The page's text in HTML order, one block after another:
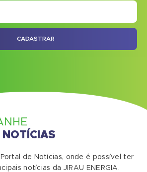
CADASTRAR
NOTÍCIAS
de Notícias, onde é possível ter
notícias da JIRAU ENERGIA.